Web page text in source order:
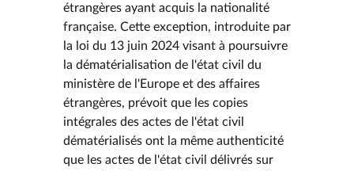
étrangères ayant acquis la nationalité
française. Cette exception, introduite par
la loi du 13 juin 2024 visant à poursuivre
la dématérialisation de l'état civil du
ministère de l'Europe et des affaires
étrangères, prévoit que les copies
intégrales des actes de l'état civil
dématérialisés ont la même authenticité
que les actes de l'état civil délivrés sur